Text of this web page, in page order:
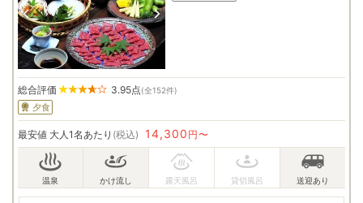
総合評価 3.95点(全152件)
夕食
最安値 大人1名あたり (税込) 14,300 円〜